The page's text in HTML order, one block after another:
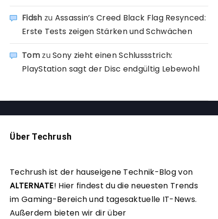
Fidsh zu Assassin’s Creed Black Flag Resynced:
Erste Tests zeigen Stärken und Schwächen
TomzuSony zieht einen Schlussstrich:
PlayStation sagt der Disc endgültig Lebewohl
Über Techrush
Techrush ist der hauseigene Technik-Blog von
ALTERNATE! Hier findest du die neuesten Trends
im Gaming-Bereich und tagesaktuelle IT-News.
Außerdem bieten wir dir über